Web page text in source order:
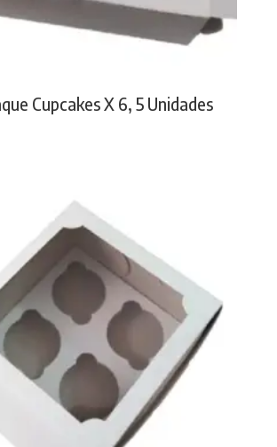
Cupcakes X 6, 5 Unidades